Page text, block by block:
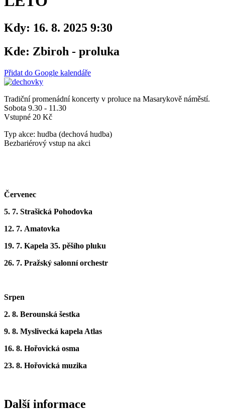
Kdy: 16. 8. 2025 9:30
Kde: Zbiroh - proluka
Přidat do Google kalendáře
Tradiční promenádní koncerty v proluce na Masarykově náměstí.
Sobota 9.30 - 11.30
Vstupné 20 Kč
Typ akce: hudba (dechová hudba)
Bezbariérový vstup na akci
Červenec
5. 7. Strašická Pohodovka
12. 7. Amatovka
19. 7. Kapela 35. pěšího pluku
26. 7. Pražský salonní orchestr
Srpen
2. 8. Berounská šestka
9. 8. Myslivecká kapela Atlas
16. 8. Hořovická osma
23. 8. Hořovická muzika
Další informace